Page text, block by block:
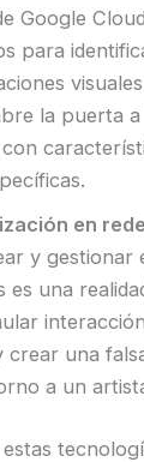
Google
para
la puerta
en
y gestionar
es una
crear una
a un